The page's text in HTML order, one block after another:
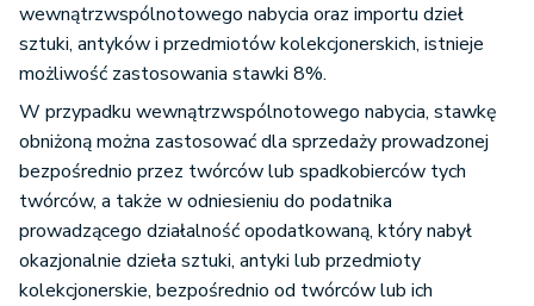
wewnątrzwspólnotowego nabycia oraz importu dzieł
sztuki, antyków i przedmiotów kolekcjonerskich, istnieje
możliwość zastosowania stawki 8%.
W przypadku wewnątrzwspólnotowego nabycia, stawkę
obniżoną można zastosować dla sprzedaży prowadzonej
bezpośrednio przez twórców lub spadkobierców tych
twórców, a także w odniesieniu do podatnika
prowadzącego działalność opodatkowaną, który nabył
okazjonalnie dzieła sztuki, antyki lub przedmioty
kolekcjonerskie, bezpośrednio od twórców lub ich